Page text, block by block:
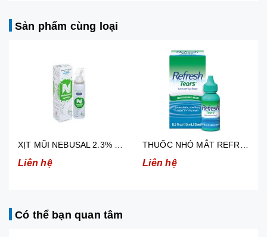
Sản phẩm cùng loại
Liên hệ Liên hệ
Có thể bạn quan tâm